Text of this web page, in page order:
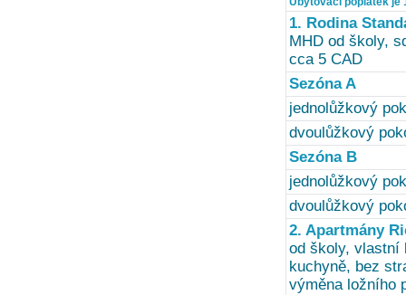
1. Rodina
MHD od školy,
cca 5 CAD
Sezóna A
jednolůžkový
dvoulůžkový
Sezóna B
jednolůžkový
dvoulůžkový
2. Apartmány
od školy, vlastní
kuchyně, bez
výměna ložního